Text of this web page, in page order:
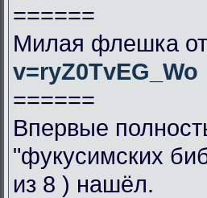
======
Милая флешка
v=ryZ0TvEG_Wo
======
Впервые
"фукусимских
из 8 ) нашёл.